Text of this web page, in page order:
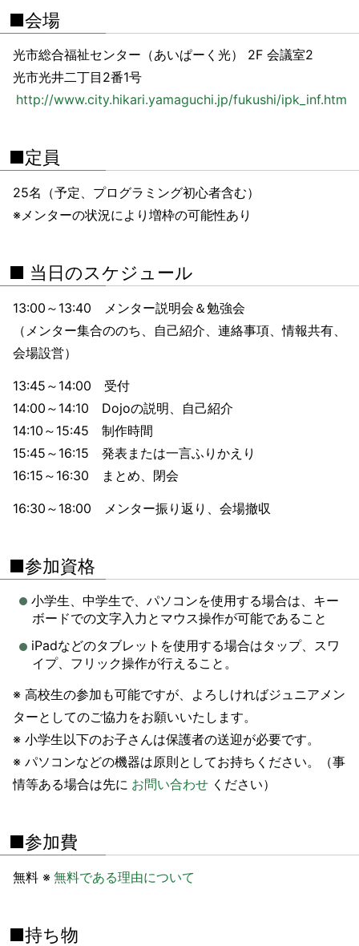
■会場
光市総合福祉センター（あいぱーく光） 2F 会議室2
光市光井二丁目2番1号
http://www.city.hikari.yamaguchi.jp/fukushi/ipk_inf.html
■定員
25名（予定、プログラミング初心者含む）
※メンターの状況により増枠の可能性あり
■ 当日のスケジュール
13:00～13:40 メンター説明会＆勉強会
（メンター集合ののち、自己紹介、連絡事項、情報共有、
会場設営）
13:45～14:00 受付
14:00～14:10 Dojoの説明、自己紹介
14:10～15:45 制作時間
15:45～16:15 発表または一言ふりかえり
16:15～16:30 まとめ、閉会
16:30～18:00 メンター振り返り、会場撤収
■参加資格
小学生、中学生で、パソコンを使用する場合は、キー
ボードでの文字入力とマウス操作が可能であること
iPadなどのタブレットを使用する場合はタップ、スワ
イプ、フリック操作が行えること。
※ 高校生の参加も可能ですが、よろしければジュニアメン
ターとしてのご協力をお願いいたします。
※ 小学生以下のお子さんは保護者の送迎が必要です。
※ パソコンなどの機器は原則としてお持ちください。（事
情等ある場合は先に お問い合わせ ください）
■参加費
無料 ※ 無料である理由について
■持ち物